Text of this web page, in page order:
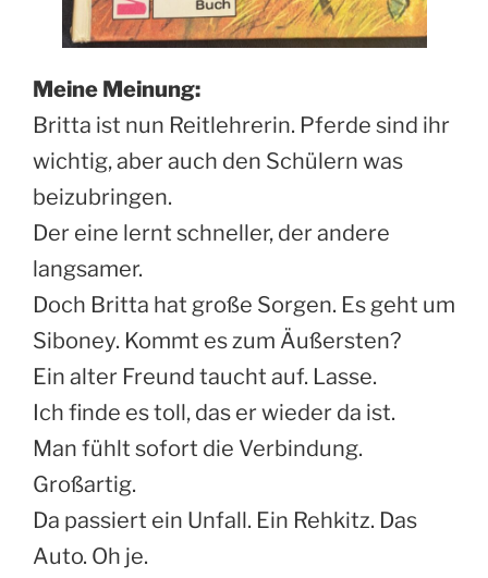
Meine Meinung:
Britta ist nun Reitlehrerin. Pferde sind ihr
wichtig, aber auch den Schülern was
beizubringen.
Der eine lernt schneller, der andere
langsamer.
Doch Britta hat große Sorgen. Es geht um
Siboney. Kommt es zum Äußersten?
Ein alter Freund taucht auf. Lasse.
Ich finde es toll, das er wieder da ist.
Man fühlt sofort die Verbindung.
Großartig.
Da passiert ein Unfall. Ein Rehkitz. Das
Auto. Oh je.